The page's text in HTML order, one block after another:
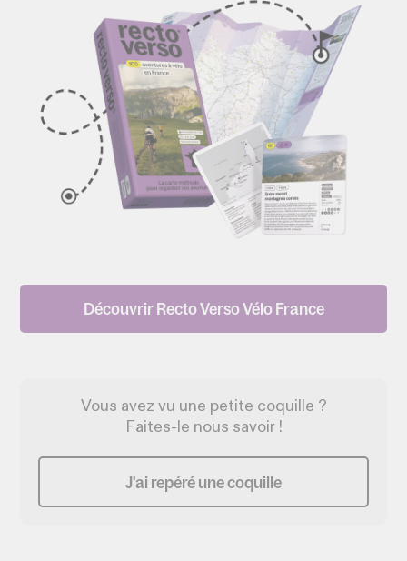
Découvrir Recto Verso Vélo France
Vous avez vu une petite coquille ?
Faites-le nous savoir !
J'ai repéré une coquille